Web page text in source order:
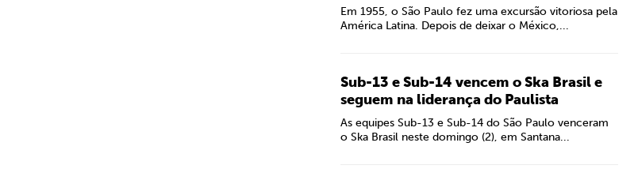
Em 1955, o São Paulo fez uma excursão vitoriosa pela
América Latina. Depois de deixar o México,...
Sub-13 e Sub-14 vencem o Ska Brasil e
seguem na liderança do Paulista
As equipes Sub-13 e Sub-14 do São Paulo venceram
o Ska Brasil neste domingo (2), em Santana...